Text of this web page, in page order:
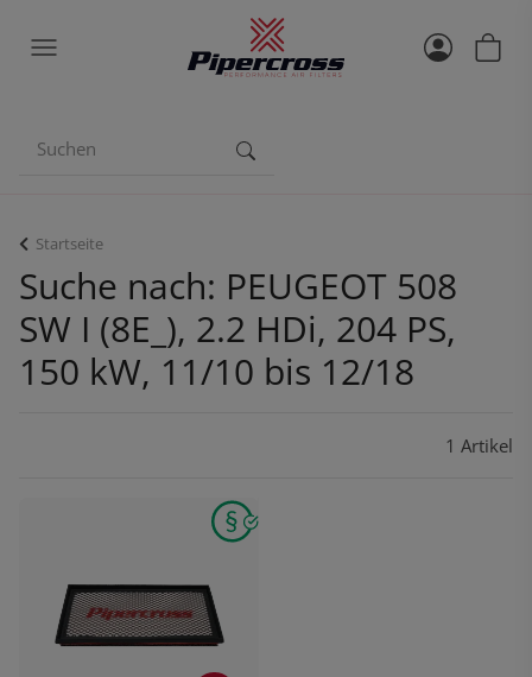
Startseite
Suche nach: PEUGEOT 508
SW I (8E_), 2.2 HDi, 204 PS,
150 kW, 11/10 bis 12/18
1 Artikel